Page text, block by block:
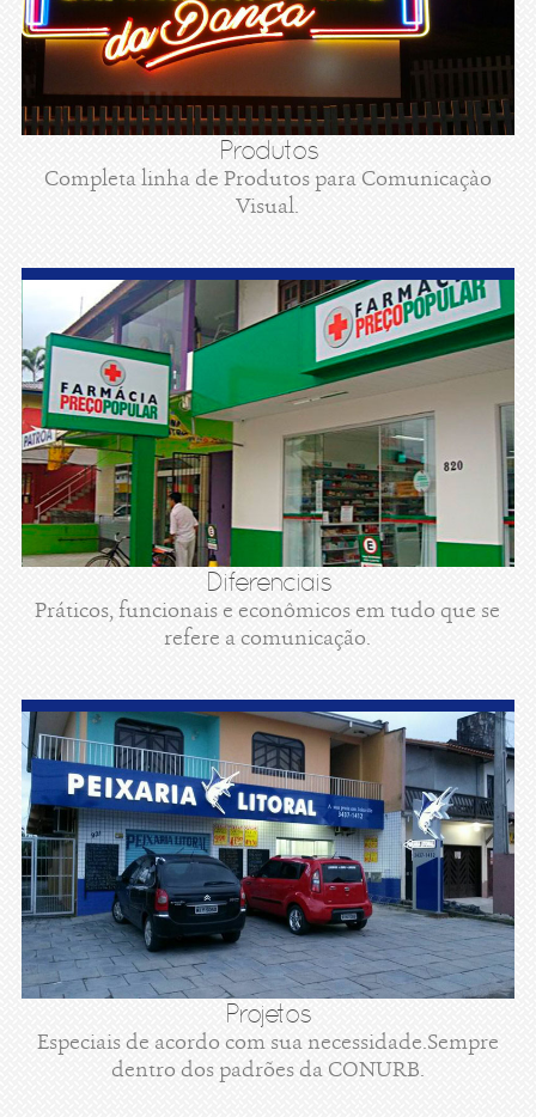
Produtos
Completa linha de Produtos para Comunicaçào
Visual.
Diferenciais
Práticos, funcionais e econômicos em tudo que se
refere a comunicação.
Projetos
Especiais de acordo com sua necessidade.Sempre
dentro dos padrões da CONURB.